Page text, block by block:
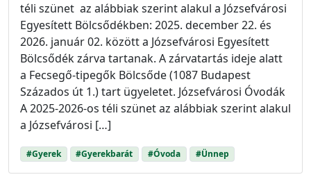
téli szünet az alábbiak szerint alakul a Józsefvárosi
Egyesített Bölcsődékben: 2025. december 22. és
2026. január 02. között a Józsefvárosi Egyesített
Bölcsődék zárva tartanak. A zárvatartás ideje alatt
a Fecsegő-tipegők Bölcsőde (1087 Budapest
Százados út 1.) tart ügyeletet. Józsefvárosi Óvodák
A 2025-2026-os téli szünet az alábbiak szerint alakul
a Józsefvárosi […]
#Gyerek #Gyerekbarát #Óvoda #Ünnep